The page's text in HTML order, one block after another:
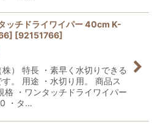
ッチドライワイパー 40cm K-
[92151766]
株） 特長 ・素早く水切りできる
。 用途 ・水切り用。 商品ス
格 ・ワンタッチドライワイパー
・タ…